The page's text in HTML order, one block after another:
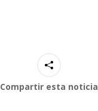
Compartir esta noticia